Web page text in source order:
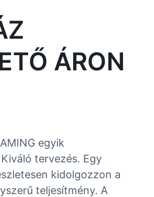
ÁRON
egyik
tervezés. Egy
kidolgozzon a
teljesítmény. A